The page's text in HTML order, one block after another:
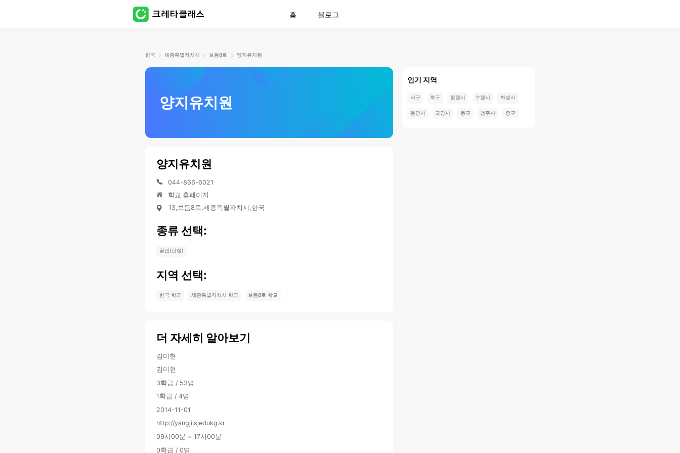
홈 블로그
한국 세종특별자치시 보듬8로 양지유치원
양지유치원
양지유치원
044-866-6021
학교 홈페이지
13,보듬8로,세종특별자치시,한국
종류 선택:
공립(단설)
지역 선택:
한국 학교 세종특별자치시 학교 보듬8로 학교
더 자세히 알아보기
김미현
김미현
3학급 / 53명
1학급 / 4명
2014-11-01
http://yangji.sjedukg.kr
09시00분 ~ 17시00분
0학급 / 0명
인기 지역
서구 북구 창원시 수원시 화성시
용인시 고양시 동구 청주시 중구